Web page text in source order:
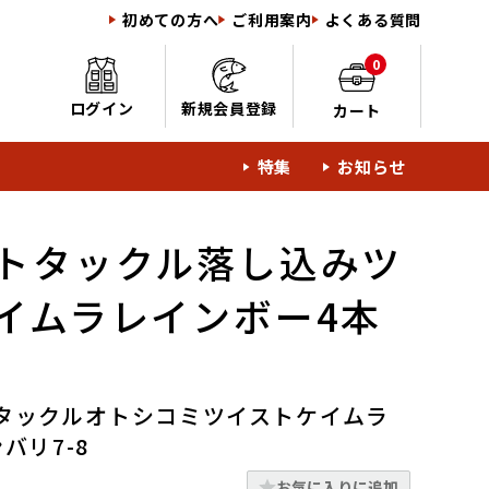
初めての方へ ご利用案内 よくある質問
ログイン 新規会員登録
0
カート
特集 お知らせ
タックル落し込みツ
ムラレインボー4本
ックルオトシコミツイストケイムラ
リ7-8